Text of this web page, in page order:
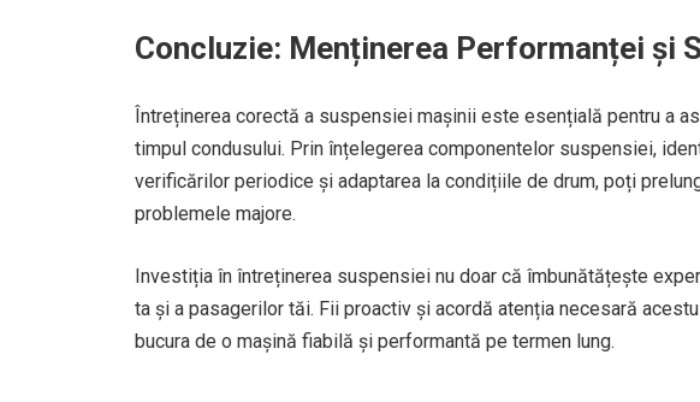
Concluzie: Menținerea Performanței și
Întreținerea corectă a suspensiei mașinii este esențială pentru a
timpul condusului. Prin înțelegerea componentelor suspensiei,
verificărilor periodice și adaptarea la condițiile de drum, poți
problemele majore.
Investiția în întreținerea suspensiei nu doar că îmbunătățește
ta și a pasagerilor tăi. Fii proactiv și acordă atenția necesară
bucura de o mașină fiabilă și performantă pe termen lung.